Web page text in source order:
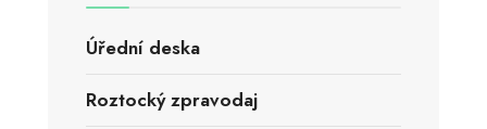
Úřední deska
Roztocký zpravodaj